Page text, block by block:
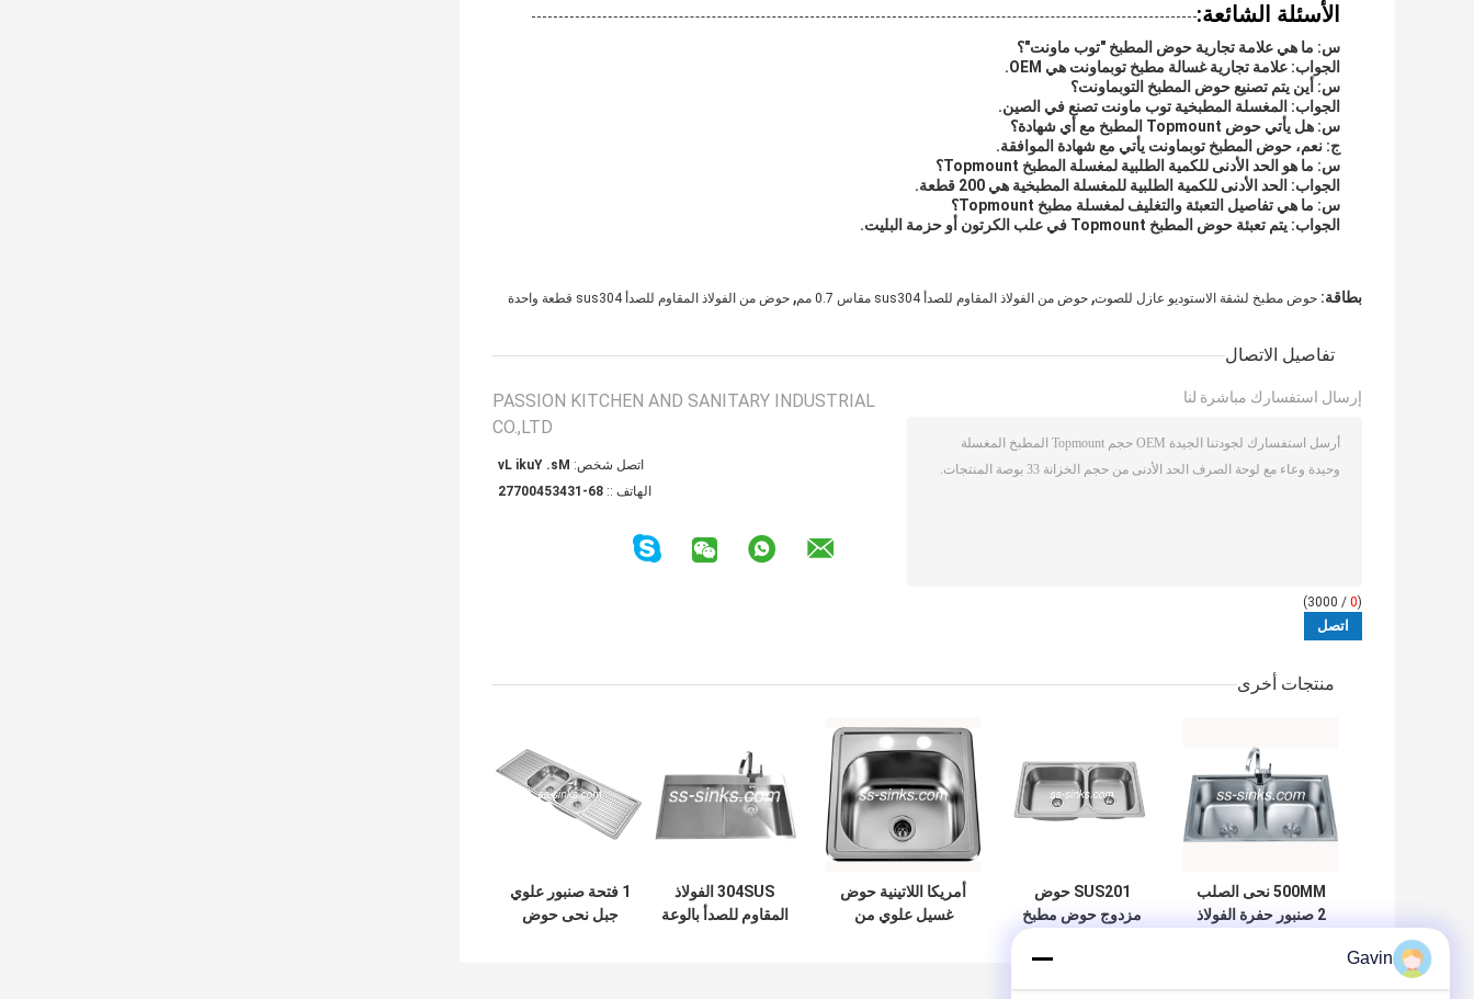
الأسئلة الشائعة:
س: ما هي علامة تجارية حوض المطبخ "توب ماونت"؟
الجواب: علامة تجارية غسالة مطبخ توبماونت هي OEM.
س: أين يتم تصنيع حوض المطبخ التوبماونت؟
الجواب: المغسلة المطبخية توب ماونت تصنع في الصين.
س: هل يأتي حوض Topmount المطبخ مع أي شهادة؟
ج: نعم، حوض المطبخ توبماونت يأتي مع شهادة الموافقة.
س: ما هو الحد الأدنى للكمية الطلبية لمغسلة المطبخ Topmount؟
الجواب: الحد الأدنى للكمية الطلبية للمغسلة المطبخية هي 200 قطعة.
س: ما هي تفاصيل التعبئة والتغليف لمغسلة مطبخ Topmount؟
الجواب: يتم تعبئة حوض المطبخ Topmount في علب الكرتون أو حزمة البليت.
بطاقة: حوض مطبخ لشقة الاستوديو عازل للصوت, حوض من الفولاذ المقاوم للصدأ sus304 مقاس 0.7 مم , حوض من الفولاذ المقاوم للصدأ sus304 قطعة واحدة
تفاصيل الاتصال
PASSION KITCHEN AND SANITARY INDUSTRIAL
CO.,LTD
اتصل شخص: Ms. Yuki Lv
الهاتف :: 86-13435400772
إرسال استفسارك مباشرة لنا
(
0
/ 3000)
منتجات أخرى
500MM نحى الصلب
2 صنبور حفرة الفولاذ
SUS201 حوض
مزدوج حوض مطبخ
أمريكا اللاتينية حوض
غسيل علوي من
304SUS الفولاذ
المقاوم للصدأ بالوعة
1 فتحة صنبور علوي
جبل نحى حوض
Gavin